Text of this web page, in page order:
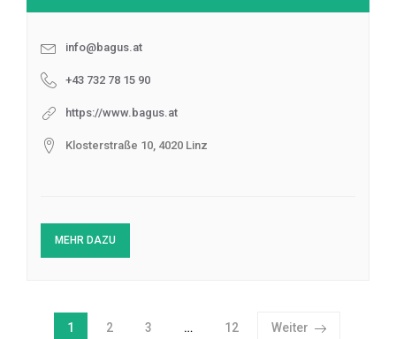
info@bagus.at
+43 732 78 15 90
https://www.bagus.at
Klosterstraße 10, 4020 Linz
MEHR DAZU
Page
1 Page
2 Page
3 … Page
12 Weiter